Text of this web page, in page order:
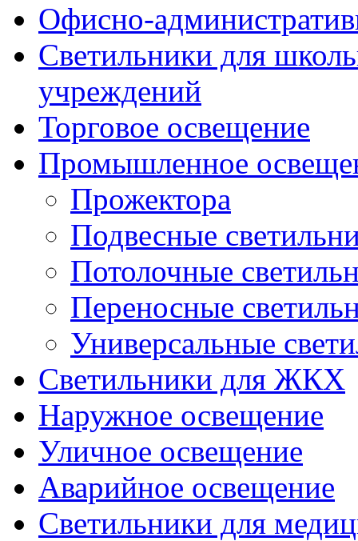
Офисно-
Светильники для
учреждений
Торговое освещение
Промышленное
Прожектора
Подвесные
Потолочные
Переносные
Универсальные
Светильники для ЖКХ
Наружное освещение
Уличное освещение
Аварийное освещение
Светильники для